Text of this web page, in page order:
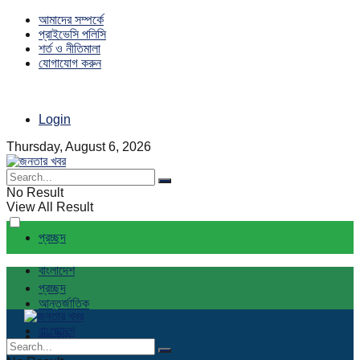
আমাদের সম্পর্কে
প্রাইভেসি পলিসি
শর্ত ও নীতিমালা
যোগাযোগ করুন
Login
Thursday, August 6, 2026
No Result
View All Result
প্রচ্ছদ
বাংলাদেশ
আন্তর্জাতিক
রাজনীতি
প্রচ্ছদ
বাংলাদেশ